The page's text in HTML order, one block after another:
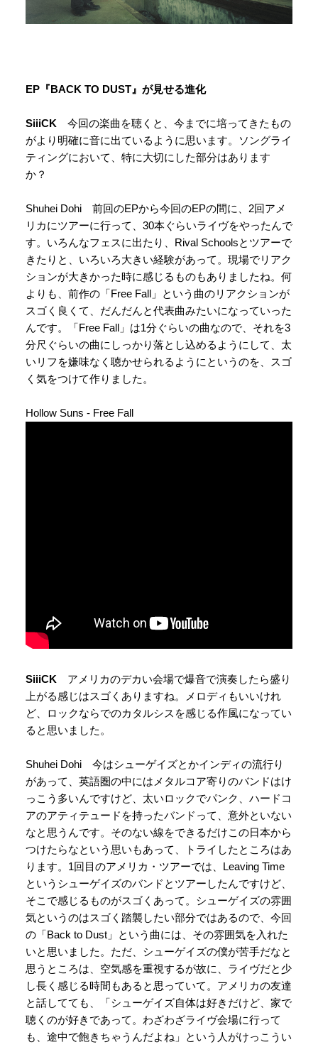
EP『BACK TO DUST』が見せる進化
SiiiCK 今回の楽曲を聴くと、今までに培ってきたもの
がより明確に音に出ているように思います。ソングライ
ティングにおいて、特に大切にした部分はあります
か？
Shuhei Dohi 前回のEPから今回のEPの間に、2回アメ
リカにツアーに行って、30本ぐらいライヴをやったんで
す。いろんなフェスに出たり、Rival Schoolsとツアーで
きたりと、いろいろ大きい経験があって。現場でリアク
ションが大きかった時に感じるものもありましたね。何
よりも、前作の「Free Fall」という曲のリアクションが
スゴく良くて、だんだんと代表曲みたいになっていった
んです。「Free Fall」は1分ぐらいの曲なので、それを3
分尺ぐらいの曲にしっかり落とし込めるようにして、太
いリフを嫌味なく聴かせられるようにというのを、スゴ
く気をつけて作りました。
Hollow Suns - Free Fall
SiiiCK アメリカのデカい会場で爆音で演奏したら盛り
上がる感じはスゴくありますね。メロディもいいけれ
ど、ロックならでのカタルシスを感じる作風になってい
ると思いました。
Shuhei Dohi 今はシューゲイズとかインディの流行り
があって、英語圏の中にはメタルコア寄りのバンドはけ
っこう多いんですけど、太いロックでパンク、ハードコ
アのアティテュードを持ったバンドって、意外といない
なと思うんです。そのない線をできるだけこの日本から
つけたらなという思いもあって、トライしたところはあ
ります。1回目のアメリカ・ツアーでは、Leaving Time
というシューゲイズのバンドとツアーしたんですけど、
そこで感じるものがスゴくあって。シューゲイズの雰囲
気というのはスゴく踏襲したい部分ではあるので、今回
の「Back to Dust」という曲には、その雰囲気を入れた
いと思いました。ただ、シューゲイズの僕が苦手だなと
思うところは、空気感を重視するが故に、ライヴだと少
し長く感じる時間もあると思っていて。アメリカの友達
と話してても、「シューゲイズ自体は好きだけど、家で
聴くのが好きであって。わざわざライヴ会場に行って
も、途中で飽きちゃうんだよね」という人がけっこうい